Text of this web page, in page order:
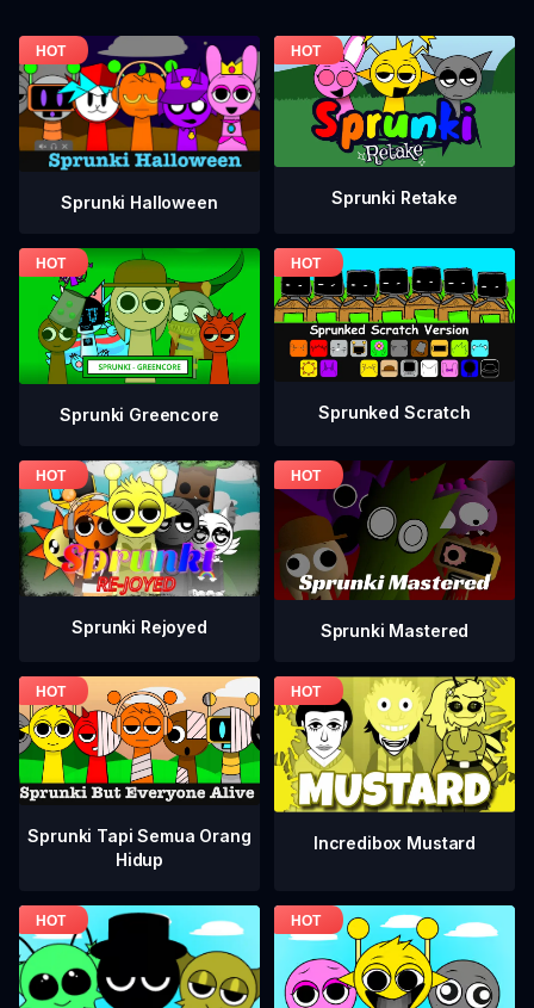
Sprunki Halloween Sprunki Retake
Sprunki Greencore Sprunked Scratch
Sprunki Rejoyed Sprunki Mastered
Sprunki Tapi Semua Orang
Hidup
Incredibox Mustard